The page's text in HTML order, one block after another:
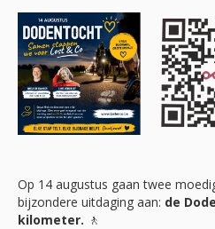
Op 14 augustus gaan twee
bijzondere uitdaging aan: de
kilometer. 🚶